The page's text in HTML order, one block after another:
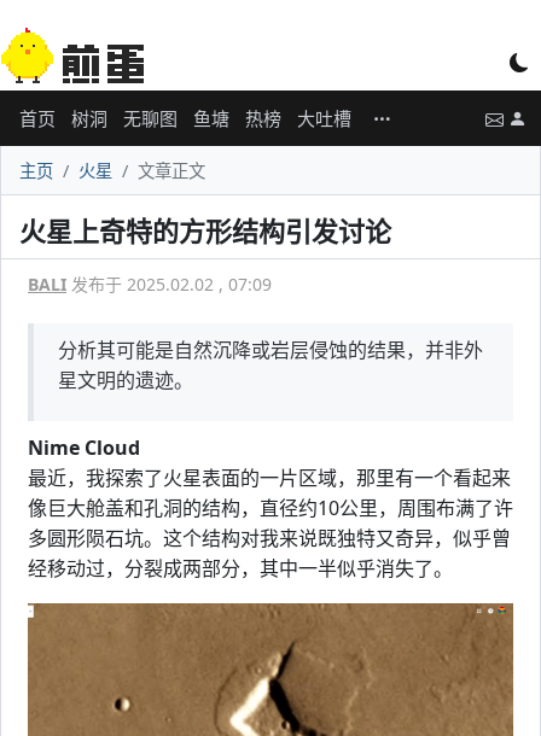
首页 树洞 无聊图 鱼塘 热榜 大吐槽
主页 火星 文章正文
火星上奇特的方形结构引发讨论
BALI 发布于 2025.02.02 , 07:09
分析其可能是自然沉降或岩层侵蚀的结果，并非外
星文明的遗迹。
Nime Cloud
最近，我探索了火星表面的一片区域，那里有一个看起来
像巨大舱盖和孔洞的结构，直径约10公里，周围布满了许
多圆形陨石坑。这个结构对我来说既独特又奇异，似乎曾
经移动过，分裂成两部分，其中一半似乎消失了。